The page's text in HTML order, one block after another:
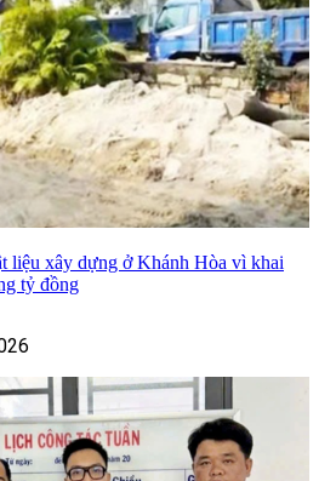
liệu xây dựng ở Khánh Hòa vì khai
tỷ đồng